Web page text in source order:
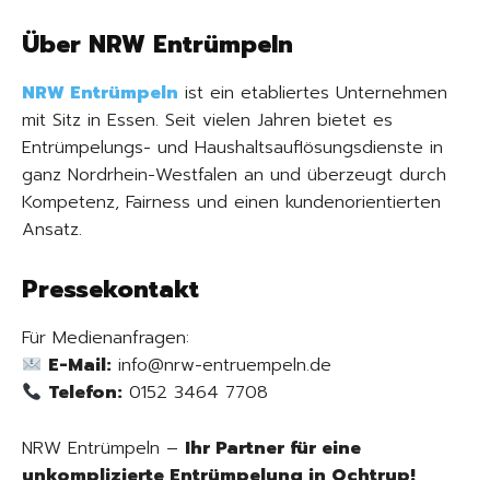
Über NRW Entrümpeln
NRW Entrümpeln ist ein etabliertes Unternehmen
mit Sitz in Essen. Seit vielen Jahren bietet es
Entrümpelungs- und Haushaltsauflösungsdienste in
ganz Nordrhein-Westfalen an und überzeugt durch
Kompetenz, Fairness und einen kundenorientierten
Ansatz.
Pressekontakt
Für Medienanfragen:
E-Mail: info@nrw-entruempeln.de
Telefon: 0152 3464 7708
NRW Entrümpeln – Ihr Partner für eine